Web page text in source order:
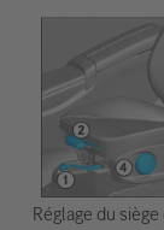
Réglage du